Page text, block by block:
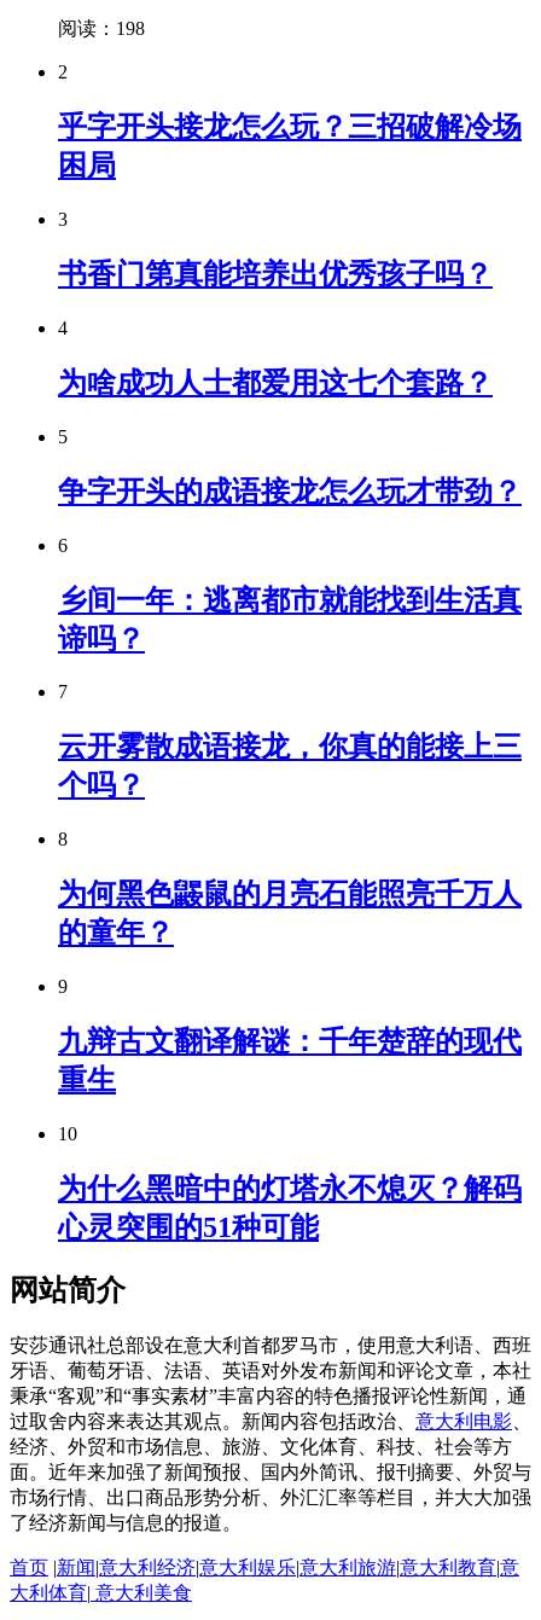
阅读：198
2
乎字开头接龙怎么玩？三招破解冷场
困局
3
书香门第真能培养出优秀孩子吗？
4
为啥成功人士都爱用这七个套路？
5
争字开头的成语接龙怎么玩才带劲？
6
乡间一年：逃离都市就能找到生活真
谛吗？
7
云开雾散成语接龙，你真的能接上三
个吗？
8
为何黑色鼹鼠的月亮石能照亮千万人
的童年？
9
九辩古文翻译解谜：千年楚辞的现代
重生
10
为什么黑暗中的灯塔永不熄灭？解码
心灵突围的51种可能
网站简介
安莎通讯社总部设在意大利首都罗马市，使用意大利语、西班
牙语、葡萄牙语、法语、英语对外发布新闻和评论文章，本社
秉承“客观”和“事实素材”丰富内容的特色播报评论性新闻，通
过取舍内容来表达其观点。新闻内容包括政治、 意大利电影
经济、外贸和市场信息、旅游、文化体育、科技、社会等方
面。近年来加强了新闻预报、国内外简讯、报刊摘要、外贸与
市场行情、出口商品形势分析、外汇汇率等栏目，并大大加强
了经济新闻与信息的报道。
首页 |新闻|意大利经济|意大利娱乐|意大利旅游|意大利教育|意
大利体育| 意大利美食